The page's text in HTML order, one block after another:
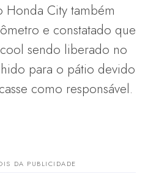
City também
e constatado que
sendo liberado no
para o pátio devido
como responsável.